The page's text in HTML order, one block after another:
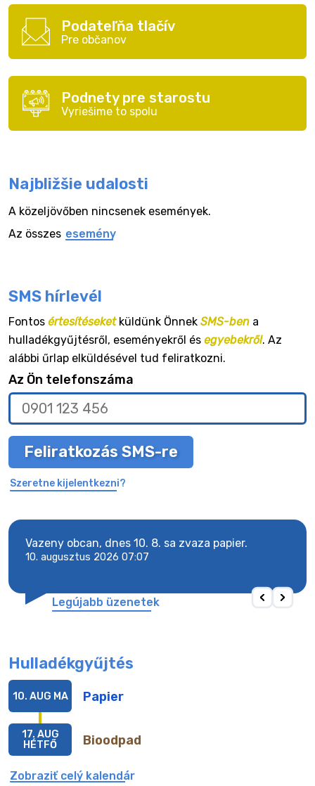
Podateľňa tlačív
Pre občanov
Podnety pre starostu
Vyriešime to spolu
Najbližšie udalosti
A közeljövőben nincsenek események.
Az összes esemény
SMS hírlevél
Fontos értesítéseketküldünk Önnek SMS-ben a
hulladékgyűjtésről, eseményekről és egyebekről. Az
alábbi űrlap elküldésével tud feliratkozni.
Az Ön telefonszáma
Feliratkozás SMS-re
Szeretne kijelentkezni?
Vazeny obcan, dnes 10. 8. sa zvaza papier.
10. augusztus 2026 07:07
Legújabb üzenetek
Hulladékgyűjtés
Papier
10. AUG MA
Bioodpad
17. AUG
HÉTFŐ
Zobraziť celý kalendár